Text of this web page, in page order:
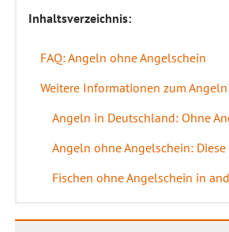
Inhaltsverzeichnis:
FAQ: Angeln ohne Angelschein
Weitere Informationen zum
Angeln in Deutschland: Ohne
Angeln ohne Angelschein:
Fischen ohne Angelschein in